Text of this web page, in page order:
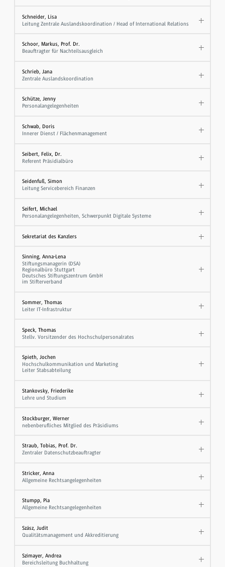
Schneider, Lisa
Leitung Zentrale Auslandskoordination / Head of International Relations
Schoor, Markus, Prof. Dr.
Beauftragter für Nachteilsausgleich
Schrieb, Jana
Zentrale Auslandskoordination
Schütze, Jenny
Personalangelegenheiten
Schwab, Doris
Innerer Dienst / Flächenmanagement
Seibert, Felix, Dr.
Referent Präsidialbüro
Seidenfuß, Simon
Leitung Servicebereich Finanzen
Seifert, Michael
Personalangelegenheiten, Schwerpunkt Digitale Systeme
Sekretariat des Kanzlers
Sinning, Anna-Lena
Stiftungsmanagerin (DSA)
Regionalbüro Stuttgart
Deutsches Stiftungszentrum GmbH
im Stifterverband
Sommer, Thomas
Leiter IT-Infrastruktur
Speck, Thomas
Stellv. Vorsitzender des Hochschulpersonalrates
Spieth, Jochen
Hochschulkommunikation und Marketing
Leiter Stabsabteilung
Stankovsky, Friederike
Lehre und Studium
Stockburger, Werner
nebenberufliches Mitglied des Präsidiums
Straub, Tobias, Prof. Dr.
Zentraler Datenschutzbeauftragter
Stricker, Anna
Allgemeine Rechtsangelegenheiten
Stumpp, Pia
Allgemeine Rechtsangelegenheiten
Szász, Judit
Qualitätsmanagement und Akkreditierung
Szimayer, Andrea
Bereichsleitung Buchhaltung